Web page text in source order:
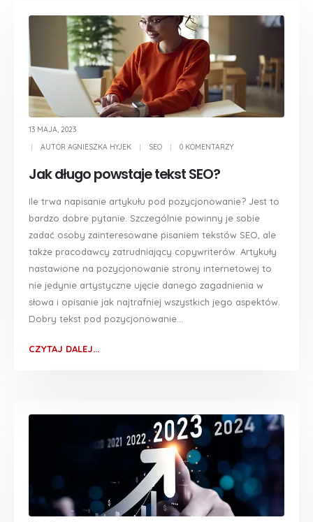
13 MAJA, 2023
AUTOR AGNIESZKA HYJEK SEO 0 KOMENTARZY
Jak długo powstaje tekst SEO?
Ile trwa napisanie artykułu pod pozycjonowanie? Jest to
bardzo dobre pytanie. Szczególnie powinny je sobie
zadać osoby zainteresowane pisaniem tekstów SEO, ale
także pracodawcy zatrudniający copywriterów. Artykuły
nastawione na pozycjonowanie strony internetowej to
nie jedynie artystyczne ujęcie danego zagadnienia w
słowa i opisanie jak najtrafniej wszystkich jego aspektów.
Dobry tekst pod pozycjonowanie...
CZYTAJ DALEJ...